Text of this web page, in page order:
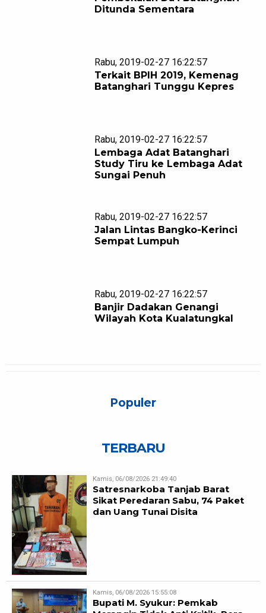
Ditunda Sementara
Rabu, 2019-02-27 16:22:57
Terkait BPIH 2019, Kemenag
Batanghari Tunggu Kepres
Rabu, 2019-02-27 16:22:57
Lembaga Adat Batanghari
Study Tiru ke Lembaga Adat
Sungai Penuh
Rabu, 2019-02-27 16:22:57
Jalan Lintas Bangko-Kerinci
Sempat Lumpuh
Rabu, 2019-02-27 16:22:57
Banjir Dadakan Genangi
Wilayah Kota Kualatungkal
Populer
TERBARU
Kamis, 06/08/2026 21:49:40
Satresnarkoba Tanjab Barat
Sikat Peredaran Sabu, 74 Paket
dan Uang Tunai Disita
Kamis, 06/08/2026 15:55:08
Bupati M. Syukur: Pemkab